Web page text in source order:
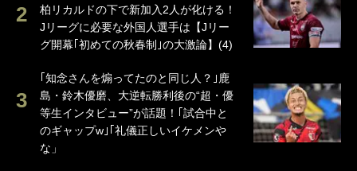
柏リカルドの下で新加入2人が化ける！
Jリーグに必要な外国人選手は【Jリー
グ開幕｢初めての秋春制｣の大激論】(4)
｢知念さんを煽ってたのと同じ人？｣鹿
島・鈴木優磨、大逆転勝利後の“超・優
等生インタビュー”が話題！｢試合中と
のギャップw｣｢礼儀正しいイケメンや
な」